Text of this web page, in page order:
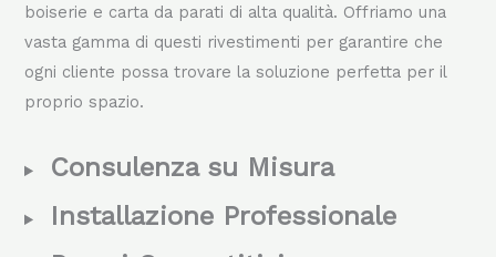
boiserie e carta da parati di alta qualità. Offriamo una
vasta gamma di questi rivestimenti per garantire che
ogni cliente possa trovare la soluzione perfetta per il
proprio spazio.
Consulenza su Misura
Installazione Professionale